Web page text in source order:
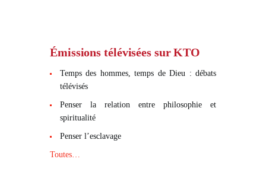
Émissions télévisées sur KTO
Temps des hommes, temps de Dieu : débats
télévisés
Penser la relation entre philosophie et
spiritualité
Penser l’esclavage
Toutes…